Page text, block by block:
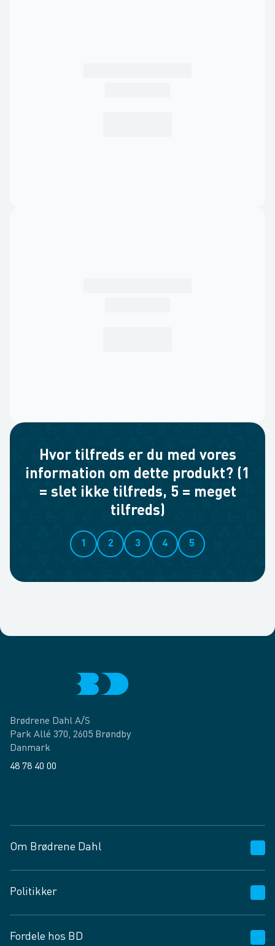
Hvor tilfreds er du med vores
information om dette produkt? (1
= slet ikke tilfreds, 5 = meget
tilfreds)
1 2 3 4 5
Brødrene Dahl A/S
Park Allé 370, 2605 Brøndby
Danmark
48 78 40 00
Om Brødrene Dahl
Vagttelefon 30 10 89 89
Spørgsmål og svar
Job og karriere
Politikker
Privatlivspolitik
Fordele hos BD